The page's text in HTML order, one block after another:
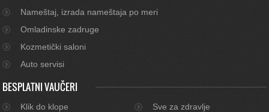
Nameštaj, izrada nameštaja po meri
Omladinske zadruge
Kozmetički saloni
Auto servisi
BESPLATNI VAUČERI
Klik do klope
Sve za zdravlje